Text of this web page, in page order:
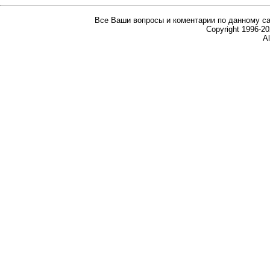
Все Ваши вопросы и коментарии по данному
Copyright 1996-